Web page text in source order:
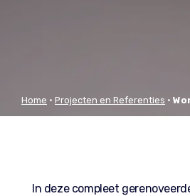
Home • Projecten en Referenties •
In deze compleet